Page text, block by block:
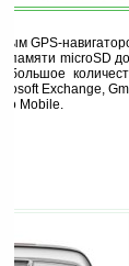
GPS-
памяти microSD
Exchange,
Mobile.